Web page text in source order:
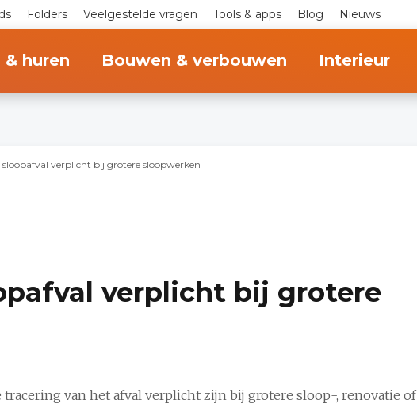
Folders Veelgestelde vragen Tools & apps Blog Nieuws
& huren Bouwen & verbouwen Interieur
sloopafval verplicht bij grotere sloopwerken
verplicht bij grotere
tracering van het afval verplicht zijn bij grotere sloop-, renovatie of